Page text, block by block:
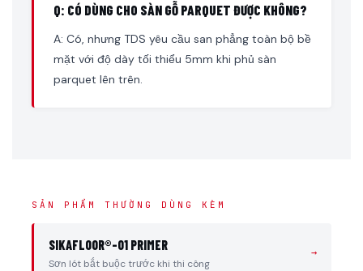
Q: CÓ DÙNG CHO SÀN GỖ PARQUET ĐƯỢC KHÔNG?
A: Có, nhưng TDS yêu cầu san phẳng toàn bộ bề
mặt với độ dày tối thiểu 5mm khi phủ sàn
parquet lên trên.
SẢN PHẨM THƯỜNG DÙNG KÈM
SIKAFLOOR®-01 PRIMER
Sơn lót bắt buộc trước khi thi công
→